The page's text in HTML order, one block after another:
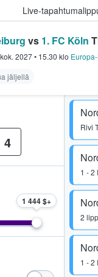
Live-
- missä fanit
vs 1. FC Köln
2027• 15.30 klo
jäljellä
Rivi
1 - 2
2
1 - 2
4
1 444 $